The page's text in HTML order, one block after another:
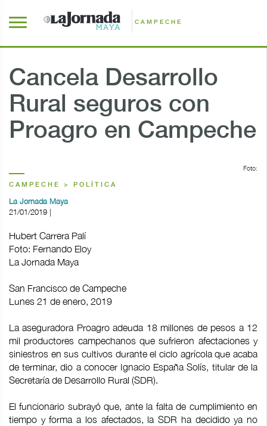
CAMPECHE
Cancela Desarrollo
Rural seguros con
Proagro en Campeche
Foto:
CAMPECHE > POLÍTICA
La Jornada Maya
21/01/2019 |
Hubert Carrera Palí
Foto: Fernando Eloy
La Jornada Maya
San Francisco de Campeche
Lunes 21 de enero, 2019
La aseguradora Proagro adeuda 18 millones de pesos a 12
mil productores campechanos que sufrieron afectaciones y
siniestros en sus cultivos durante el ciclo agrícola que acaba
de terminar, dio a conocer Ignacio España Solís, titular de la
Secretaría de Desarrollo Rural (SDR).
El funcionario subrayó que, ante la falta de cumplimiento en
tiempo y forma a los afectados, la SDR ha decidido ya no